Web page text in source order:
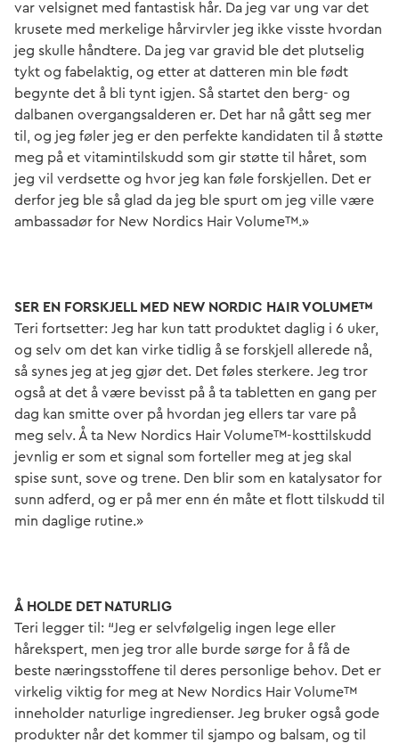
var velsignet med fantastisk hår. Da jeg var ung var det
krusete med merkelige hårvirvler jeg ikke visste hvordan
jeg skulle håndtere. Da jeg var gravid ble det plutselig
tykt og fabelaktig, og etter at datteren min ble født
begynte det å bli tynt igjen. Så startet den berg- og
dalbanen overgangsalderen er. Det har nå gått seg mer
til, og jeg føler jeg er den perfekte kandidaten til å støtte
meg på et vitamintilskudd som gir støtte til håret, som
jeg vil verdsette og hvor jeg kan føle forskjellen. Det er
derfor jeg ble så glad da jeg ble spurt om jeg ville være
ambassadør for New Nordics Hair Volume™.»
SER EN FORSKJELL MED NEW NORDIC HAIR VOLUME™
Teri fortsetter: Jeg har kun tatt produktet daglig i 6 uker,
og selv om det kan virke tidlig å se forskjell allerede nå,
så synes jeg at jeg gjør det. Det føles sterkere. Jeg tror
også at det å være bevisst på å ta tabletten en gang per
dag kan smitte over på hvordan jeg ellers tar vare på
meg selv. Å ta New Nordics Hair Volume™-kosttilskudd
jevnlig er som et signal som forteller meg at jeg skal
spise sunt, sove og trene. Den blir som en katalysator for
sunn adferd, og er på mer enn én måte et flott tilskudd til
min daglige rutine.»
Å HOLDE DET NATURLIG
Teri legger til: “Jeg er selvfølgelig ingen lege eller
hårekspert, men jeg tror alle burde sørge for å få de
beste næringsstoffene til deres personlige behov. Det er
virkelig viktig for meg at New Nordics Hair Volume™
inneholder naturlige ingredienser. Jeg bruker også gode
produkter når det kommer til sjampo og balsam, og til